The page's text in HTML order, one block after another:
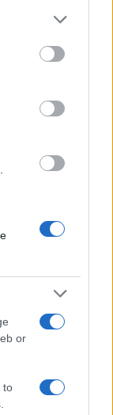
more Google
may click to
party tags to
below Google
or
to
της Νέας
στο